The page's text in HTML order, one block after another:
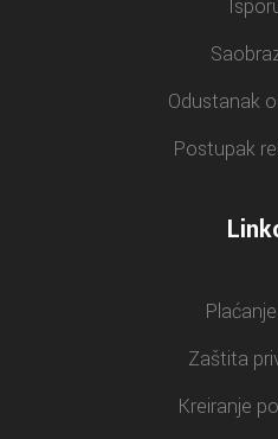
Odustanak
Postupak
Zaštita
Kreiranje